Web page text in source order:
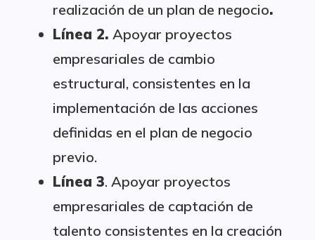
realización de un plan de negocio.
Línea 2. Apoyar proyectos
empresariales de cambio
estructural, consistentes en la
implementación de las acciones
definidas en el plan de negocio
previo.
Línea 3. Apoyar proyectos
empresariales de captación de
talento consistentes en la creación